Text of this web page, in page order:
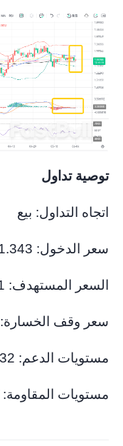
توصية تداول
اتجاه التداول: بيع
سعر الدخول: 1.343
السعر المستهدف: 1.31
سعر وقف الخسارة: 1.37
مستويات الدعم: 1.32، 1.30، 1.28
مستويات المقاومة: 1.37، 1.38، 1.41